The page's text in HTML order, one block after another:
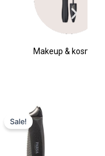
Makeup & kosmetik
Sale!
Original
price
was:
99,00 kr..